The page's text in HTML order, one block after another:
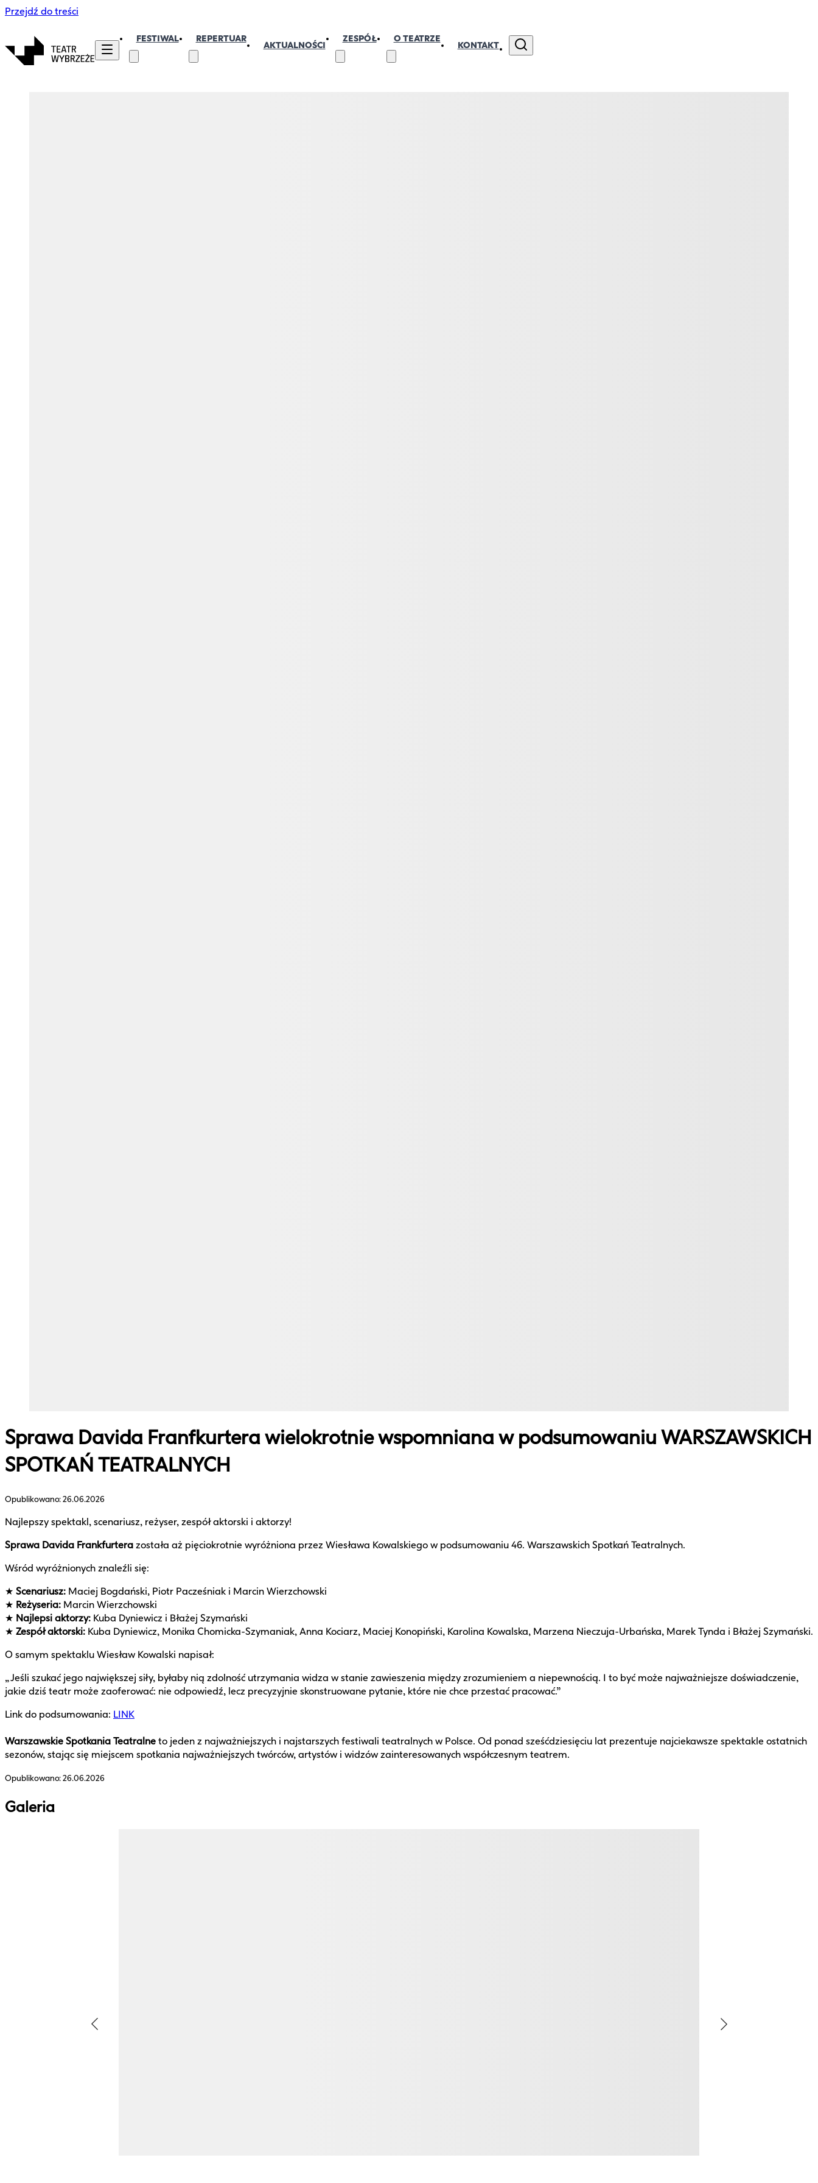
Przejdź do treści
FESTIWAL REPERTUAR
AKTUALNOŚCI
ZESPÓŁ O TEATRZE
KONTAKT
Sprawa Davida Franfkurtera wielokrotnie wspomniana w podsumowaniu WARSZAWSKICH
SPOTKAŃ TEATRALNYCH
Opublikowano:26.06.2026
Najlepszy spektakl, scenariusz, reżyser, zespół aktorski i aktorzy!
Sprawa Davida Frankfurtera została aż pięciokrotnie wyróżniona przez Wiesława Kowalskiego w podsumowaniu 46. Warszawskich Spotkań Teatralnych.
Wśród wyróżnionych znaleźli się:
★ Scenariusz: Maciej Bogdański, Piotr Pacześniak i Marcin Wierzchowski
★ Reżyseria: Marcin Wierzchowski
★ Najlepsi aktorzy: Kuba Dyniewicz i Błażej Szymański
★ Zespół aktorski: Kuba Dyniewicz, Monika Chomicka-Szymaniak, Anna Kociarz, Maciej Konopiński, Karolina Kowalska, Marzena Nieczuja-Urbańska, Marek Tynda i Błażej Szymański.
O samym spektaklu Wiesław Kowalski napisał:
„Jeśli szukać jego największej siły, byłaby nią zdolność utrzymania widza w stanie zawieszenia między zrozumieniem a niepewnością. I to być może najważniejsze doświadczenie,
jakie dziś teatr może zaoferować: nie odpowiedź, lecz precyzyjnie skonstruowane pytanie, które nie chce przestać pracować.”
Link do podsumowania: LINK
Warszawskie Spotkania Teatralne to jeden z najważniejszych i najstarszych festiwali teatralnych w Polsce. Od ponad sześćdziesięciu lat prezentuje najciekawsze spektakle ostatnich
sezonów, stając się miejscem spotkania najważniejszych twórców, artystów i widzów zainteresowanych współczesnym teatrem.
Opublikowano:26.06.2026
Galeria